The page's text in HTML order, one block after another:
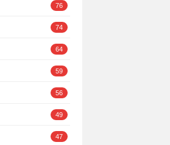
76
74
64
59
56
49
47